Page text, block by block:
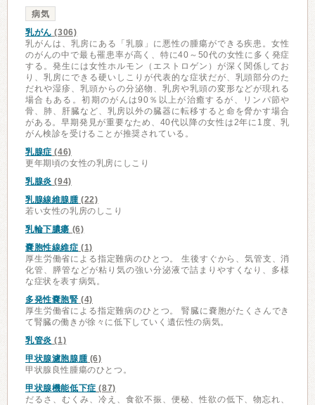
病気
乳がん (306)
乳がんは、乳房にある「乳腺」に悪性の腫瘍ができる疾患。女性
のがんの中で最も罹患率が高く、特に40～50代の女性に多く発症
する。発生には女性ホルモン（エストロゲン）が深く関係してお
り、乳房にできる硬いしこりが代表的な症状だが、乳頭部分のた
だれや湿疹、乳頭からの分泌物、乳房や乳頭の変形などが現れる
場合もある。初期のがんは90％以上が治癒するが、リンパ節や
骨、肺、肝臓など、乳房以外の臓器に転移すると命を脅かす場合
がある。早期発見が重要なため、40代以降の女性は2年に1度、乳
がん検診を受けることが推奨されている。
乳腺症 (46)
更年期頃の女性の乳房にしこり
乳腺炎 (94)
乳腺線維腺腫(22)
若い女性の乳房のしこり
乳輪下膿瘍 (6)
嚢胞性線維症 (1)
厚生労働省による指定難病のひとつ。 生後すぐから、気管支、消
化管、膵管などが粘り気の強い分泌液で詰まりやすくなり、多様
な症状を表す病気。
多発性嚢胞腎 (4)
厚生労働省による指定難病のひとつ。 腎臓に嚢胞がたくさんでき
て腎臓の働きが徐々に低下していく遺伝性の病気。
乳管炎 (1)
甲状腺濾胞腺腫(6)
甲状腺良性腫瘍のひとつ。
甲状腺機能低下症 (87)
だるさ、むくみ、冷え、食欲不振、便秘、性欲の低下、物忘れ、